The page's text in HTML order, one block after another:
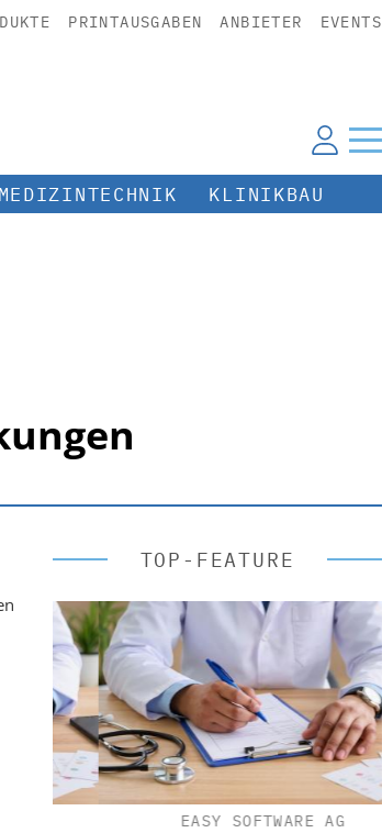
PRINTAUSGABEN ANBIETER EVENTS
MEDIZINTECHNIK KLINIKBAU
TOP-FEATURE
EASY SOFTWARE AG